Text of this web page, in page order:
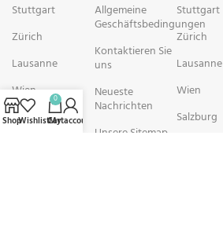
Stuttgart
Zürich
Lausanne
Wien
Salzburg
Allgemeine
Geschäftsbedingungen
Kontaktieren Sie
uns
Neueste
Nachrichten
Unsere Sitemap
Stuttgart
Zürich
Lausanne
Wien
Salzburg
ShopWishlist
0
Cart
My account